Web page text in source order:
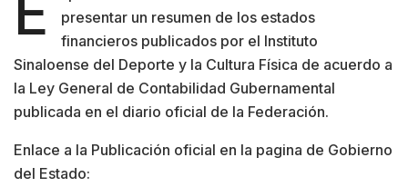
presentar un resumen de los estados
financieros publicados por el Instituto
Sinaloense del Deporte y la Cultura Física de acuerdo a
la Ley General de Contabilidad Gubernamental
publicada en el diario oficial de la Federación.
Enlace a la Publicación oficial en la pagina de Gobierno
del Estado: